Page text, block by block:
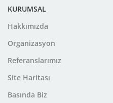
KURUMSAL
Hakkımızda
Organizasyon
Referanslarımız
Site Haritası
Basında Biz